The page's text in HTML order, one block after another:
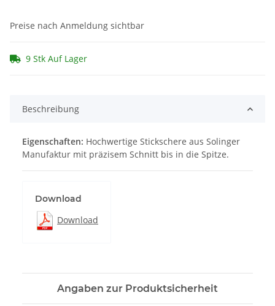
Preise nach Anmeldung sichtbar
9 Stk Auf Lager
Beschreibung
Eigenschaften: Hochwertige Stickschere aus Solinger
Manufaktur mit präzisem Schnitt bis in die Spitze.
Download
Download
Angaben zur Produktsicherheit